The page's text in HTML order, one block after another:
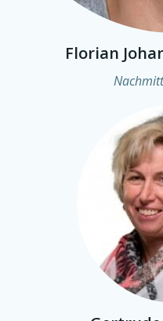
Florian